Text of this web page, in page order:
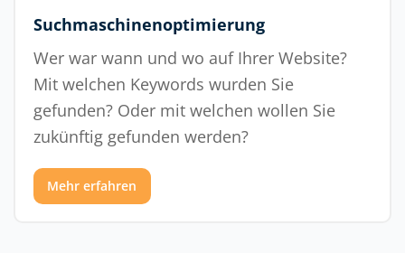
Suchmaschinenoptimierung
Wer war wann und wo auf Ihrer Website?
Mit welchen Keywords wurden Sie
gefunden? Oder mit welchen wollen Sie
zukünftig gefunden werden?
Mehr erfahren